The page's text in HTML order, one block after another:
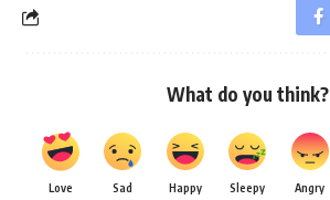
What do you think?
Love Sad Happy Sleepy Angry